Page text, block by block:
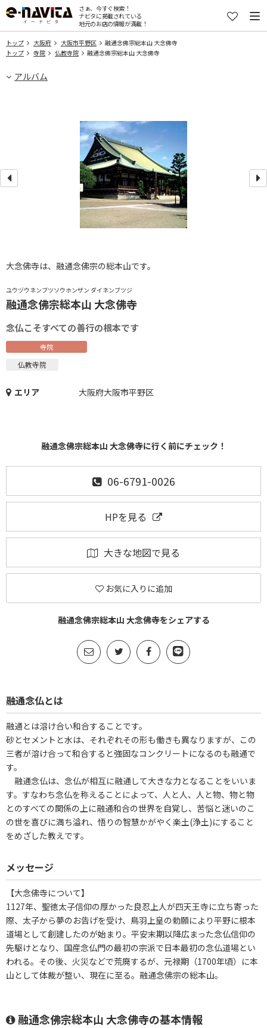
さぁ、今すぐ検索！
ナビタに掲載されている
地元のお店の情報が満載！
トップ 大阪府 大阪市平野区
融通念佛宗総本山 大念佛寺
トップ
寺院 仏教寺院 融通念佛宗総本山 大念佛寺
アルバム
ユウヅウネンブツソウホンザン ダイネンブツジ
融通念佛宗総本山 大念佛寺
念仏こそすべての善行の根本です
寺院
仏教寺院
エリア 大阪府大阪市平野区
融通念佛宗総本山 大念佛寺に行く前にチェック！
06-6791-0026
HPを見る
大きな地図で見る
お気に入りに追加
融通念佛宗総本山 大念佛寺をシェアする
大念佛寺は、融通念佛宗の総本山です。
融通念仏とは
融通とは溶け合い和合することです。
砂とセメントと水は、それぞれその形も働きも異なりますが、この
三者が溶け合って和合すると強固なコンクリートになるのも融通で
す。
融通念仏は、念仏が相互に融通して大きな力となることをいいま
す。すなわち念仏を称えることによって、人と人、人と物、物と物
とのすべての関係の上に融通和合の世界を自覚し、苦悩と迷いのこ
の世を喜びに満ち溢れ、悟りの智慧かがやく楽土(浄土)にすること
をめざした教えです。
メッセージ
【大念佛寺について】
1127年、聖徳太子信仰の厚かった良忍上人が四天王寺に立ち寄った
際、太子から夢のお告げを受け、鳥羽上皇の勅願により平野に根本
道場として創建したのが始まり。平安末期以降広まった念仏信仰の
先駆けとなり、国産念仏門の最初の宗派で日本最初の念仏道場とい
われる。その後、火災などで荒廃するが、元禄期（1700年頃）に本
山として体裁が整い、現在に至る。融通念佛宗の総本山。
融通念佛宗総本山 大念佛寺の基本情報